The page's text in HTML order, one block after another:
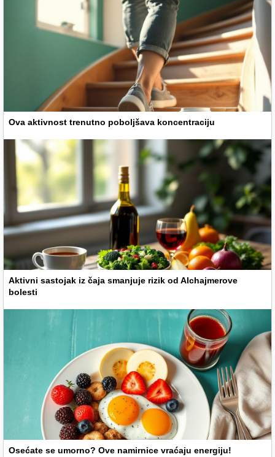
Ova aktivnost trenutno poboljšava koncentraciju
Aktivni sastojak iz čaja smanjuje rizik od Alchajmerove
bolesti
Osećate se umorno? Ove namirnice vraćaju energiju!